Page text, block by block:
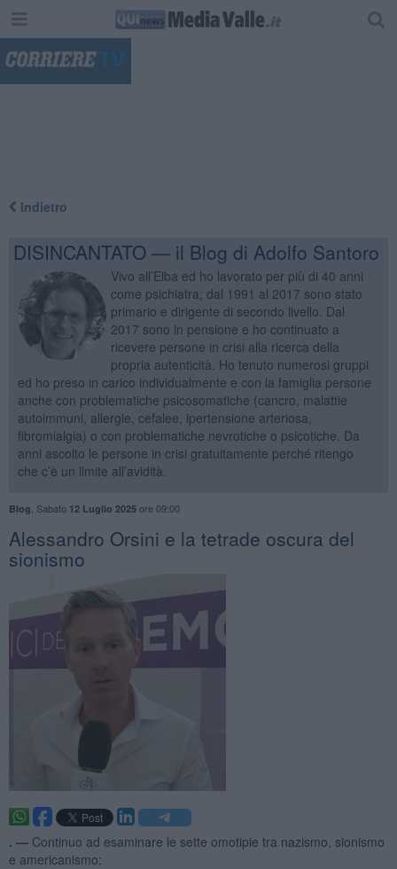
Indietro
DISINCANTATO — il Blog di Adolfo Santoro
Vivo all’Elba ed ho lavorato per più di 40 anni
come psichiatra; dal 1991 al 2017 sono stato
primario e dirigente di secondo livello. Dal
2017 sono in pensione e ho continuato a
ricevere persone in crisi alla ricerca della
propria autenticità. Ho tenuto numerosi gruppi
ed ho preso in carico individualmente e con la famiglia persone
anche con problematiche psicosomatiche (cancro, malattie
autoimmuni, allergie, cefalee, ipertensione arteriosa,
fibromialgia) o con problematiche nevrotiche o psicotiche. Da
anni ascolto le persone in crisi gratuitamente perché ritengo
che c’è un limite all’avidità.
Blog Sabato 12 Luglio 2025ore 09:00
​Alessandro Orsini e la tetrade oscura del
sionismo
. — Continuo ad esaminare le sette omotipie tra nazismo, sionismo
e americanismo: